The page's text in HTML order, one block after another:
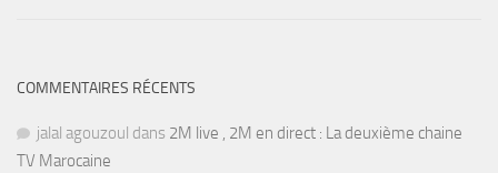
COMMENTAIRES RÉCENTS
jalal agouzoul dans 2M live , 2M en direct : La deuxième chaine
TV Marocaine